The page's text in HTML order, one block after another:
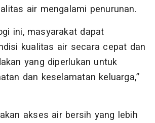
air mengalami penurunan.
ini, masyarakat dapat
kualitas air secara cepat dan
yang diperlukan untuk
dan keselamatan keluarga,”
akses air bersih yang lebih